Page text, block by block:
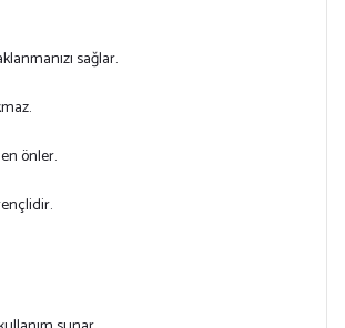
sağlar.
önler.